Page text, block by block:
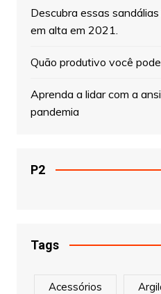
Descubra essas
em alta em 2021.
Quão produtivo você
Aprenda a lidar com a
pandemia
P2
Tags
Acessórios